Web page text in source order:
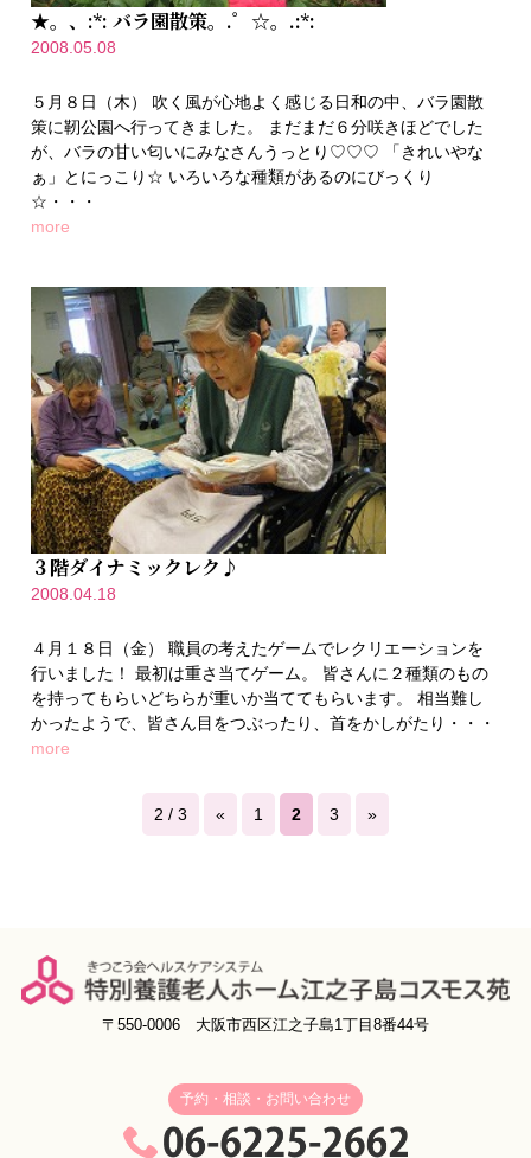
★。、:*: バラ園散策。.゜☆。.:*:
2008.05.08
５月８日（木） 吹く風が心地よく感じる日和の中、バラ園散
策に靭公園へ行ってきました。 まだまだ６分咲きほどでした
が、バラの甘い匂いにみなさんうっとり♡♡♡ 「きれいやな
ぁ」とにっこり☆ いろいろな種類があるのにびっくり
☆・・・
more
３階ダイナミックレク♪
2008.04.18
４月１８日（金） 職員の考えたゲームでレクリエーションを
行いました！ 最初は重さ当てゲーム。 皆さんに２種類のもの
を持ってもらいどちらが重いか当ててもらいます。 相当難し
かったようで、皆さん目をつぶったり、首をかしがたり・・・
more
2 / 3 « 1 2 3 »
〒550-0006 大阪市西区江之子島1丁目8番44号
予約・相談・お問い合わせ